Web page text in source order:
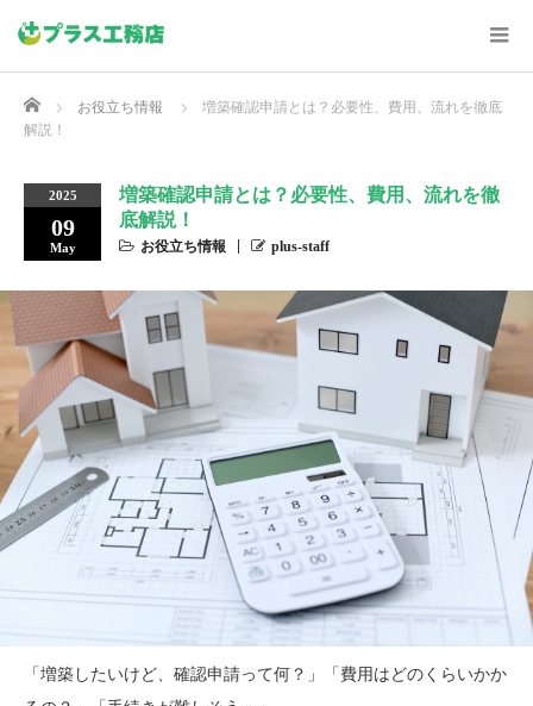
Home お役立ち情報
増築確認申請とは？必要性、費用、流れを徹底
解説！
2025
09
May
増築確認申請とは？必要性、費用、流れを徹
底解説！
お役立ち情報 plus-staff
「増築したいけど、確認申請って何？」「費用はどのくらいかか